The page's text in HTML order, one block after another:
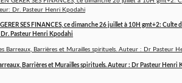
SES FINANCES, ce dimanche 26 juillet à 10H gmt+2:
Pasteur Henri Kpodahi
Barrières et Murailles spirituels. Auteur : Dr Pasteur Henri